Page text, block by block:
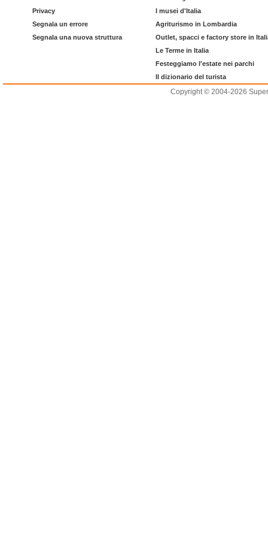
Privacy
Segnala un errore
Segnala una nuova struttura
I musei d'Italia
Agriturismo in Lombardia
Outlet, spacci e factory store in
Le Terme in Italia
Festeggiamo l'estate nei parchi
Il dizionario del turista
Copyright © 2004-2026